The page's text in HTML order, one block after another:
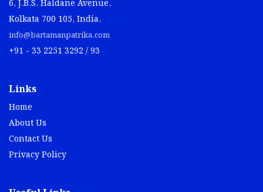
6, J.B.S. Haldane Avenue,
Kolkata 700 105, India.
info@bartamanpatrika.com
+91 - 33 2251 3292 / 93
Links
Home
About Us
Contact Us
Privacy Policy